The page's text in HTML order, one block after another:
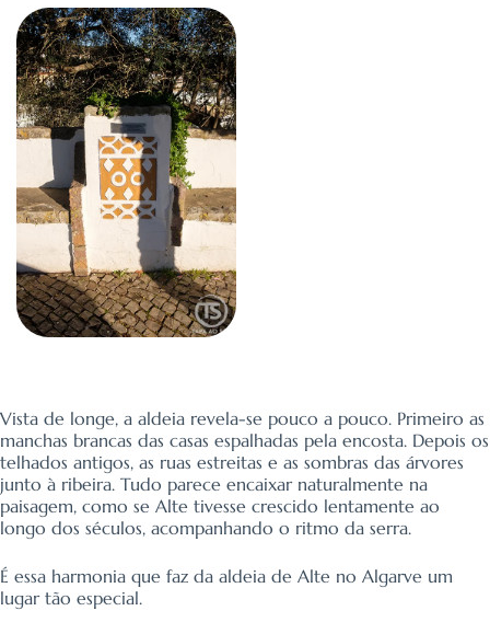
Vista de longe, a aldeia revela-se pouco a pouco. Primeiro as
manchas brancas das casas espalhadas pela encosta. Depois os
telhados antigos, as ruas estreitas e as sombras das árvores
junto à ribeira. Tudo parece encaixar naturalmente na
paisagem, como se Alte tivesse crescido lentamente ao
longo dos séculos, acompanhando o ritmo da serra.
É essa harmonia que faz da aldeia de Alte no Algarve um
lugar tão especial.